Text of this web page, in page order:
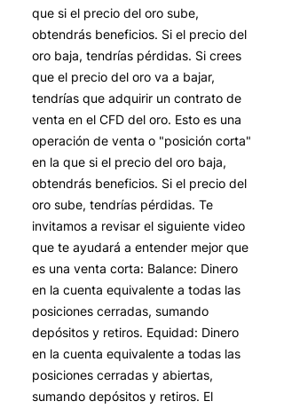
que si el precio del oro sube,
obtendrás beneficios. Si el precio del
oro baja, tendrías pérdidas. Si crees
que el precio del oro va a bajar,
tendrías que adquirir un contrato de
venta en el CFD del oro. Esto es una
operación de venta o "posición corta"
en la que si el precio del oro baja,
obtendrás beneficios. Si el precio del
oro sube, tendrías pérdidas. Te
invitamos a revisar el siguiente video
que te ayudará a entender mejor que
es una venta corta: Balance: Dinero
en la cuenta equivalente a todas las
posiciones cerradas, sumando
depósitos y retiros. Equidad: Dinero
en la cuenta equivalente a todas las
posiciones cerradas y abiertas,
sumando depósitos y retiros. El